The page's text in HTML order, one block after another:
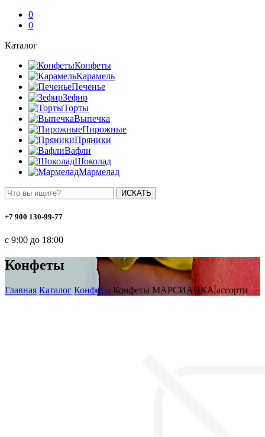
0
0
Каталог
Конфеты
Карамель
Печенье
Зефир
Торты
Выпечка
Пирожные
Пряники
Вафли
Шоколад
Мармелад
ИСКАТЬ
+7 900 130-99-77
с 9:00 до 18:00
Конфеты
Главная Каталог Конфеты Конфеты МАРСИАНКА ассорти